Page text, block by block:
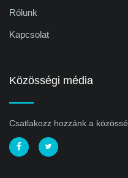
Rólunk
Kapcsolat
Közösségi média
Csatlakozz hozzánk a